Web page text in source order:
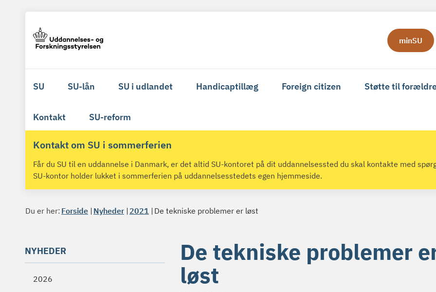
minSU
SU SU-lån SU i udlandet Handicaptillæg Foreign citizen Støtte til
Kontakt SU-reform
Kontakt om SU i sommerferien
Får du SU til en uddannelse i Danmark, er det altid SU-kontoret på dit uddannelsessted du skal kontakte med
SU-kontor holder lukket i sommerferien på uddannelsesstedets egen hjemmeside.
Du er her: Forside Nyheder 2021 De tekniske problemer er løst
NYHEDER
2026
De tekniske problemer
løst